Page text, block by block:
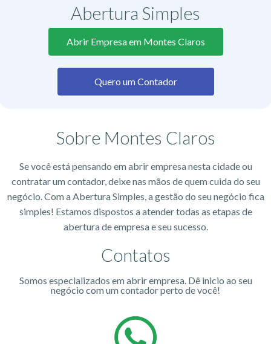
Abertura Simples
Abrir Empresa em Montes Claros
Quero um Contador
Sobre Montes Claros
Se você está pensando em abrir empresa nesta cidade ou
contratar um contador, deixe nas mãos de quem cuida do seu
negócio. Com a Abertura Simples, a gestão do seu negócio fica
simples! Estamos dispostos a atender todas as etapas de
abertura de empresa e seu sucesso.
Contatos
Somos especializados em abrir empresa. Dê inicio ao seu
negócio com um contador perto de você!